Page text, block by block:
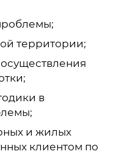
территории;
в
и жилых
клиентом по